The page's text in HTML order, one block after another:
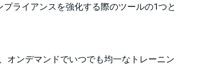
ライアンスを強化する際のツールの1つと
オンデマンドでいつでも均一なトレーニン